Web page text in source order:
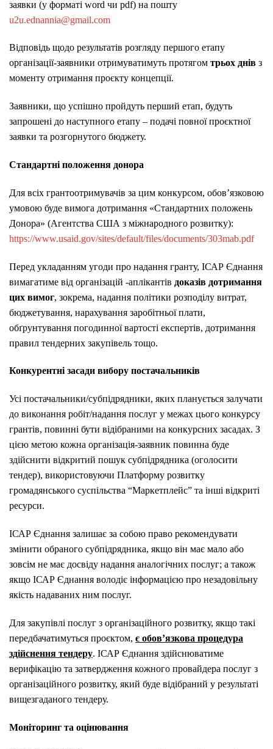
заявки (у форматі word чи pdf) на пошту
u2u.ednannia@gmail.com
Відповідь щодо результатів розгляду першого етапу
організації-заявники отримуватимуть протягом трьох днів з
моменту отримання проєкту концепції.
Заявники, що успішно пройдуть перший етап, будуть
запрошені до наступного етапу – подачі повної проєктної
заявки та розгорнутого бюджету.
Стандартні положення донора
Для всіх грантоотримувачів за цим конкурсом, обов’язковою
умовою буде вимога дотримання «Стандартних положень
Донора» (Агентства США з міжнародного розвитку):
https://www.usaid.gov/sites/default/files/documents/303mab.pdf
Перед укладанням угоди про надання гранту, ІСАР Єднання
вимагатиме від організацій -аплікантів доказів дотримання
цих вимог, зокрема, надання політики розподілу витрат,
бюджетування, нарахування заробітньої плати,
обґрунтування погодинної вартості експертів, дотримання
правил тендерних закупівель тощо.
Конкурентні засади вибору постачальників
Усі постачальники/субпідрядники, яких планується залучати
до виконання робіт/надання послуг у межах цього конкурсу
грантів, повинні бути відібраними на конкурсних засадах. З
цією метою кожна організація-заявник повинна буде
здійснити відкритий пошук субпідрядника (оголосити
тендер), використовуючи Платформу розвитку
громадянського суспільства “Маркетплейс” та інші відкриті
ресурси.
ІСАР Єднання залишає за собою право рекомендувати
змінити обраного субпідрядника, якщо він має мало або
зовсім не має досвіду надання аналогічних послуг; а також
якщо ІСАР Єднання володіє інформацією про незадовільну
якість надаваних ним послуг.
Для закупівлі послуг з організаційного розвитку, якщо такі
передбачатимуться проєктом, є обов’язкова процедура
здійснення тендеру. ІСАР Єднання здійснюватиме
верифікацію та затвердження кожного провайдера послуг з
організаційного розвитку, який буде відібраний у результаті
вищезгаданого тендеру.
Моніторинг та оцінювання